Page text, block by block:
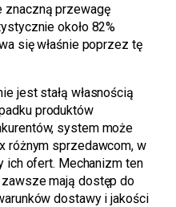
znaczną przewagę
około 82%
się właśnie poprzez tę
jest stałą własnością
produktów
system może
różnym sprzedawcom, w
ich ofert. Mechanizm ten
mają dostęp do
dostawy i jakości